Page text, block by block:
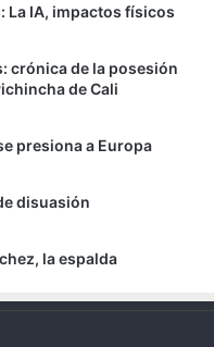
La IA, impactos físicos
crónica de la posesión
de Cali
presiona a Europa
disuasión
la espalda